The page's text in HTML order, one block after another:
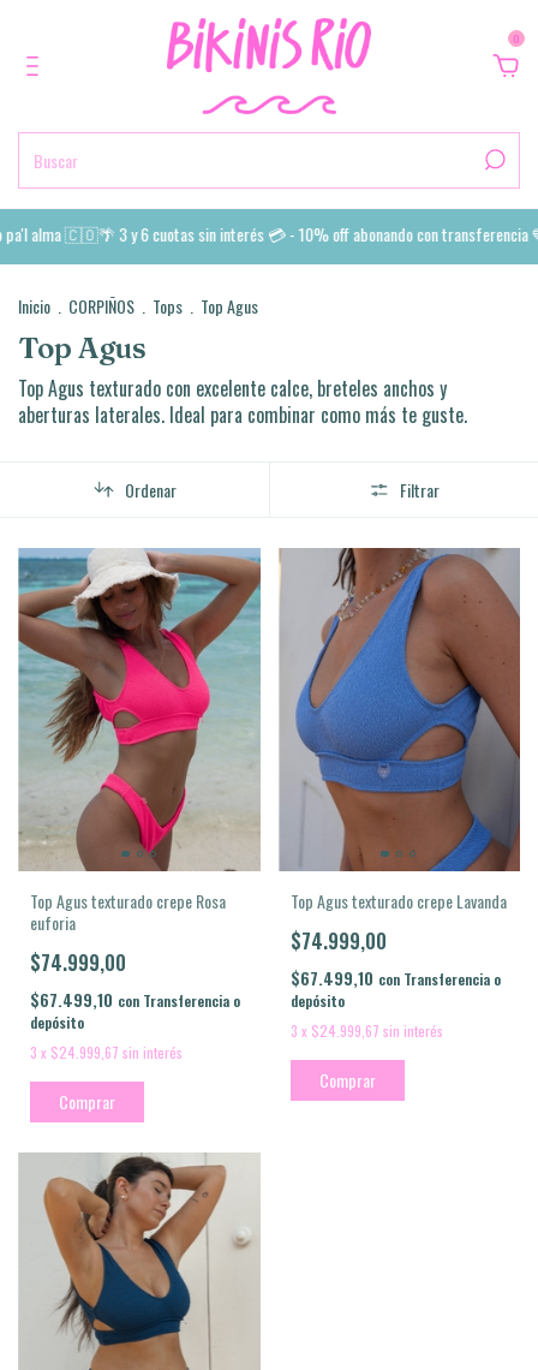
0
alma 🇨🇴🌴 3 y 6 cuotas sin interés 💳 - 10% off abonando con transferencia
Inicio CORPIÑOS Tops Top Agus
Top Agus
Top Agus texturado con excelente calce, breteles anchos y
aberturas laterales. Ideal para combinar como más te guste.
Ordenar Filtrar
Top Agus texturado crepe Rosa
euforia
$74.999,00
$67.499,10 con Transferencia o
depósito
3 x $24.999,67 sin interés
Comprar
Top Agus texturado crepe Lavanda
$74.999,00
$67.499,10 con Transferencia o
depósito
3 x $24.999,67 sin interés
Comprar